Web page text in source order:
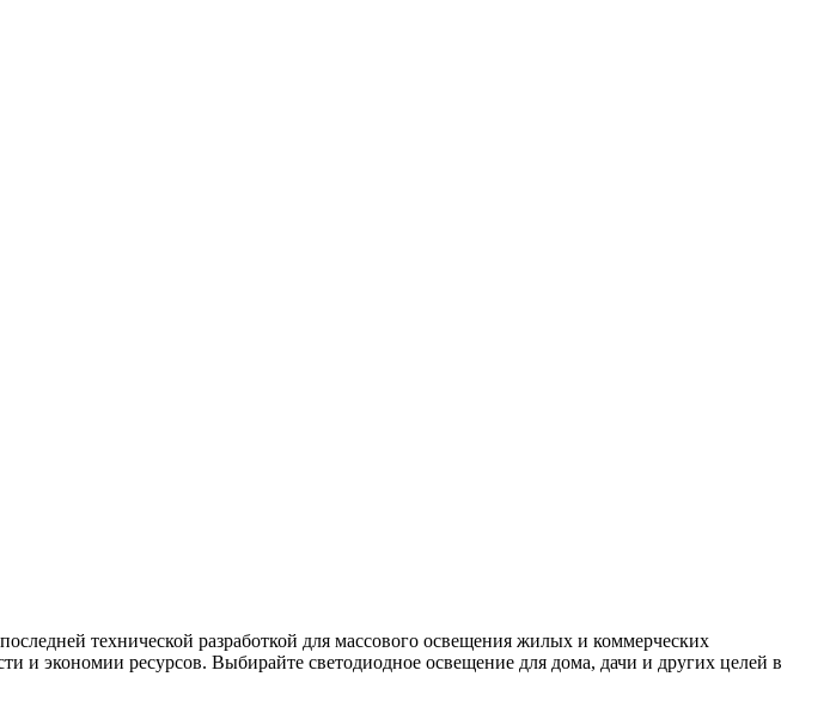
технической разработкой для массового освещения жилых и коммерческих
экономии ресурсов. Выбирайте светодиодное освещение для дома, дачи и других целей в